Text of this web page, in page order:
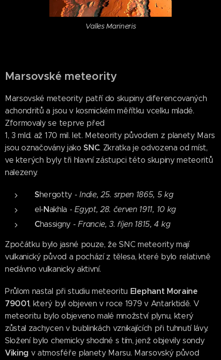
Valles Marineris
Marsovské meteority
Marsovské meteority patří do skupiny diferencovaných
achondritů a jsou v kosmickém měřítku vcelku mladé.
Zformovaly se teprve před
1, 3 mld. až 170 mil. let. Meteority původem z planety Mars
jsou označovány jakoSNC. Zkratka je odvozena od míst,
ve kterých byly tři hlavní zástupci této skupiny meteoritů
nalezeny.
Shergotty -Indie, 25. srpen 1865, 5 kg
el-Nakhla -Egypt, 28. červen 1911, 10 kg
Chassigny -Francie, 3. říjen 1815, 4 kg
Zpočátku bylo jasné pouze, že SNC meteority mají
vulkanický původ a pochází z tělesa, které bylo relativně
nedávno vulkanicky aktivní.
Průlom nastal při studiu meteoritu Elephant Moraine
79001, který byl objeven v roce 1979 v Antarktidě. V
meteoritu bylo objeveno malé množství plynu, který
zůstal zachycen v bublinkách vznikajících při tuhnutí lávy.
Složení bylo chemicky shodné s tím, jenž objevily sondy
Viking v atmosféře planety Marsu. Marsovský původ